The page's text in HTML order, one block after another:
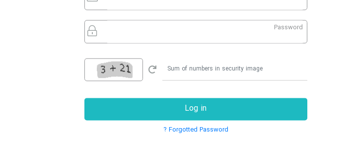
Password
Log in
Forgotted Password ?